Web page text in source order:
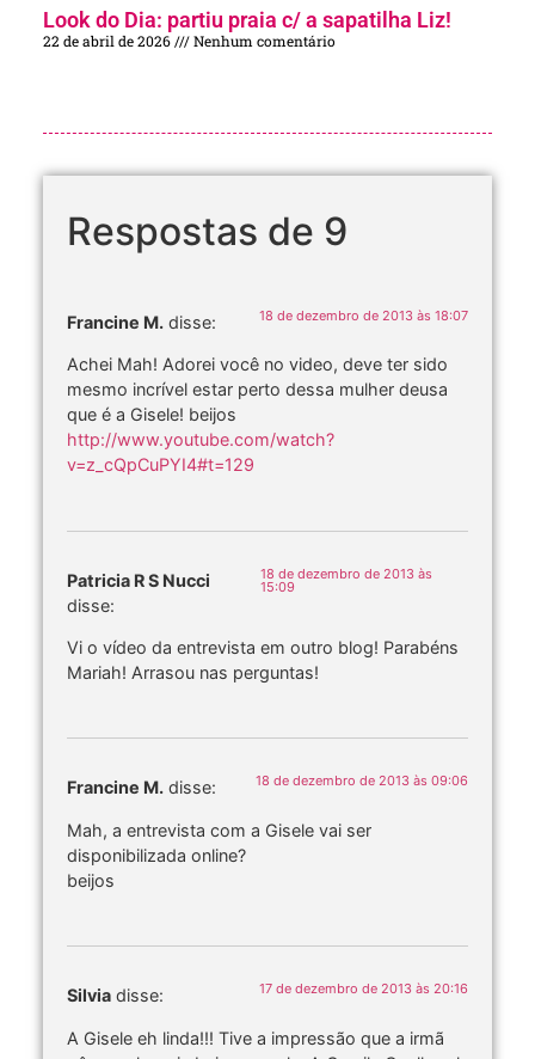
Look do Dia: partiu praia c/ a sapatilha Liz!
22 de abril de 2026 Nenhum comentário
Respostas de 9
Francine M. disse: 18 de dezembro de 2013 às 18:07
Achei Mah! Adorei você no video, deve ter sido
mesmo incrível estar perto dessa mulher deusa
que é a Gisele! beijos
http://www.youtube.com/watch?
v=z_cQpCuPYI4#t=129
Patricia R S Nucci
disse:
18 de dezembro de 2013 às
15:09
Vi o vídeo da entrevista em outro blog! Parabéns
Mariah! Arrasou nas perguntas!
Francine M. disse: 18 de dezembro de 2013 às 09:06
Mah, a entrevista com a Gisele vai ser
disponibilizada online?
beijos
Silvia disse: 17 de dezembro de 2013 às 20:16
A Gisele eh linda!!! Tive a impressão que a irmã